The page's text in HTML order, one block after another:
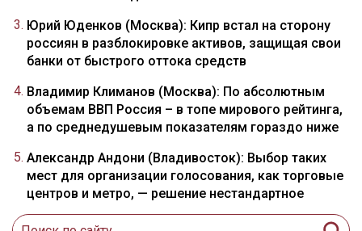
Юрий Юденков (Москва): Кипр встал на сторону
россиян в разблокировке активов, защищая свои
банки от быстрого оттока средств
Владимир Климанов (Москва): По абсолютным
объемам ВВП Россия – в топе мирового рейтинга,
а по среднедушевым показателям гораздо ниже
Александр Андони (Владивосток): Выбор таких
мест для организации голосования, как торговые
центров и метро, — решение нестандартное